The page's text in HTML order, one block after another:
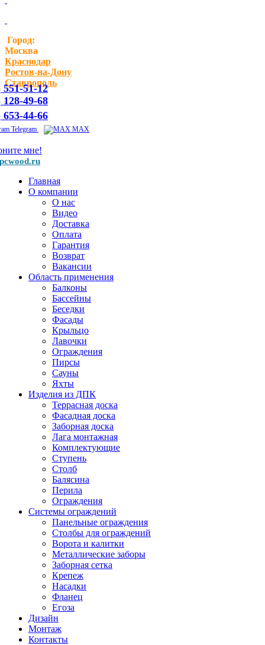
Город:
Москва
Краснодар
Ростов-на-Дону
Ставрополь
551-51-12
128-49-68
653-44-66
Telegram MAX
мне!
Главная
О компании
О нас
Видео
Доставка
Оплата
Гарантия
Возврат
Вакансии
Область применения
Балконы
Бассейны
Беседки
Фасады
Крыльцо
Лавочки
Ограждения
Пирсы
Сауны
Яхты
Изделия из ДПК
Террасная доска
Фасадная доска
Заборная доска
Лага монтажная
Комплектующие
Ступень
Столб
Балясина
Перила
Ограждения
Системы ограждений
Панельные ограждения
Столбы для ограждений
Ворота и калитки
Металлические заборы
Заборная сетка
Крепеж
Насадки
Фланец
Егоза
Дизайн
Монтаж
Контакты